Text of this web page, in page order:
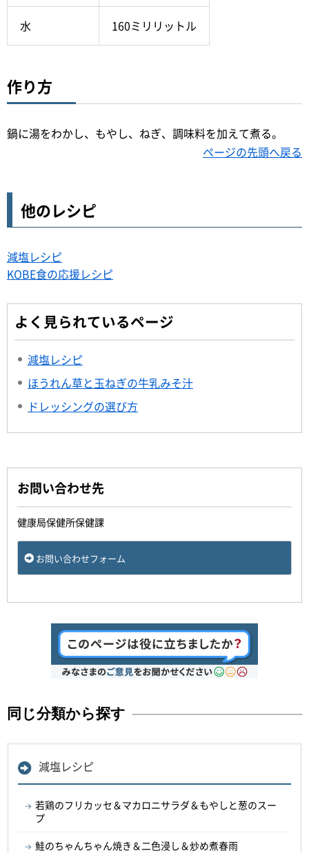
水 160ミリリットル
作り方
鍋に湯をわかし、もやし、ねぎ、調味料を加えて煮る。
ページの先頭へ戻る
他のレシピ
減塩レシピ
KOBE食の応援レシピ
よく見られているページ
減塩レシピ
ほうれん草と玉ねぎの牛乳みそ汁
ドレッシングの選び方
お問い合わせ先
健康局保健所保健課
お問い合わせフォーム
同じ分類から探す
減塩レシピ
若鶏のフリカッセ＆マカロニサラダ＆もやしと葱のスー
プ
鮭のちゃんちゃん焼き＆二色浸し＆炒め煮春雨